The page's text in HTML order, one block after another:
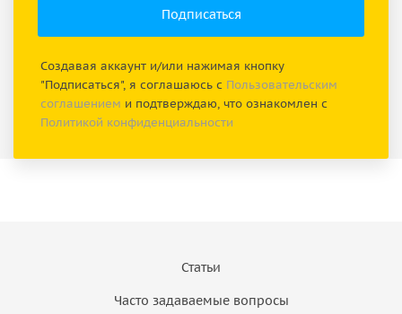
Создавая аккаунт и/или нажимая кнопку
"Подписаться", я соглашаюсь с Пользовательским
соглашением и подтверждаю, что ознакомлен с
Политикой конфиденциальности
Статьи
Часто задаваемые вопросы